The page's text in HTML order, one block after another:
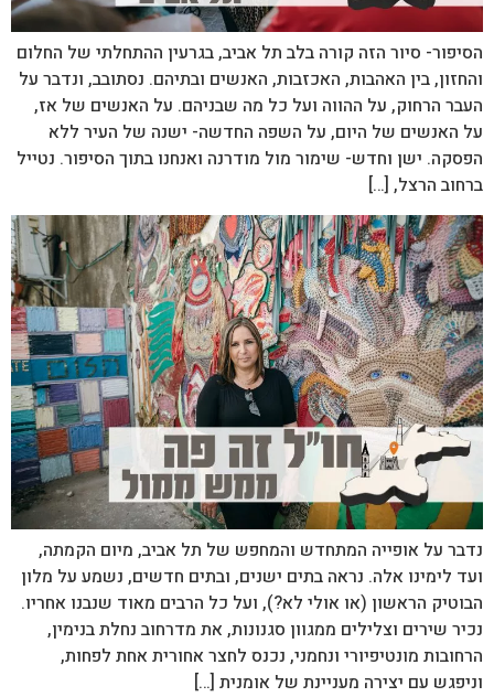
הסיפור- סיור הזה קורה בלב תל אביב, בגרעין ההתחלתי של החלום
והחזון, בין האהבות, האכזבות, האנשים ובתיהם. נסתובב, ונדבר על
העבר הרחוק, על ההווה ועל כל מה שבניהם. על האנשים של אז,
על האנשים של היום, על השפה החדשה- ישנה של העיר ללא
הפסקה. ישן וחדש- שימור מול מודרנה ואנחנו בתוך הסיפור. נטייל
ברחוב הרצל, […]
נדבר על אופייה המתחדש והמחפש של תל אביב, מיום הקמתה,
ועד לימינו אלה. נראה בתים ישנים, ובתים חדשים, נשמע על מלון
הבוטיק הראשון (או אולי לא?), ועל כל הרבים מאוד שנבנו אחריו.
נכיר שירים וצלילים ממגוון סגנונות, את מדרחוב נחלת בנימין,
הרחובות מונטיפיורי ונחמני, נכנס לחצר אחורית אחת לפחות,
וניפגש עם יצירה מעניינת של אומנית […]